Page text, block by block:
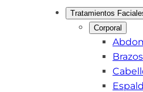
Tratamientos
Corporal
Brazos